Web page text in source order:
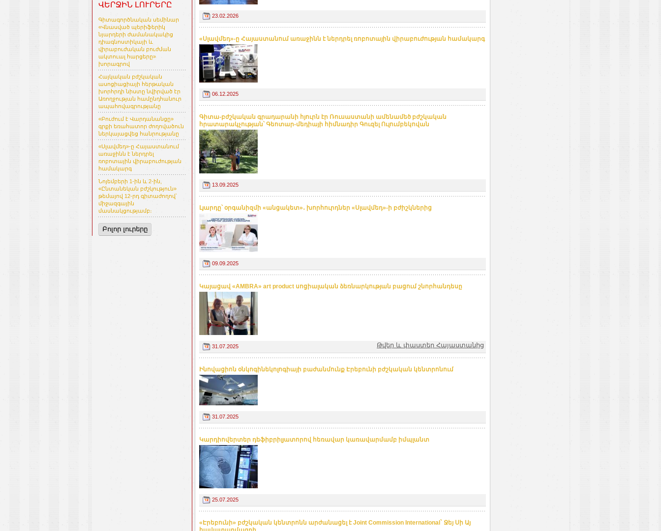
ՎԵՐՋԻՆ ԼՈՒՐԵՐԸ
Գիտագործնական սեմինար
«Վնասված պերիֆերիկ
նյարդերի ժամանակակից
դիագնոստիկայի և
վիրաբուժական բուժման
ակտուալ հարցերը»
խորագրով
Հայկական բժշկական
ասոցիացիայի հերթական
խորհրդի նիստը նվիրված էր
Առողջության համընդհանուր
ապահովագրությանը
«Բուժում է Վարդանանցը»
գրքի եռահատոր ժողովածուն
ներկայացվեց հանրությանը
«Սլավմեդ»-ը Հայաստանում
առաջինն է ներդրել
ռոբոտային վիրաբուժության
համակարգ
Նոյեմբերի 1-ին և 2-ին,
«Ընտանեկան բժշկություն»
թեմայով 12-րդ գիտաժողով՝
միջազգային
մասնակցությամբ։
Բոլոր լուրերը
23.02.2026
«Սլավմեդ»-ը Հայաստանում առաջինն է ներդրել ռոբոտային վիրաբուժության համակարգ
06.12.2025
Գիտա-բժշկական գրադարանի հյուրն էր Ռուսաստանի ամենամեծ բժշկական
հրատարակչության՝ Գեոտար-մեդիայի հիմնադիր Գուզել Ուլումբեկովան
13.09.2025
Լյարդը՝ օրգանիզմի «անցակետ»․ խորհուրդներ «Սլավմեդ»-ի բժիշկներից
09.09.2025
Կայացավ «AMBRA» art product սոցիալական ձեռնարկության բացում շնորհանդեսը
31.07.2025 Թվեր և փաստեր Հայաստանից
Ինովացիոն օնկոգինեկոլոգիայի բաժանմունք Էրեբունի բժշկական կենտրոնում
31.07.2025
Կարդիովերտեր դեֆիբրիլյատորով հեռավար կառավարմամբ իմպլանտ
25.07.2025
«Էրեբունի» բժշկական կենտրոնն արժանացել է Joint Commission International` Ջեյ Սի Այ